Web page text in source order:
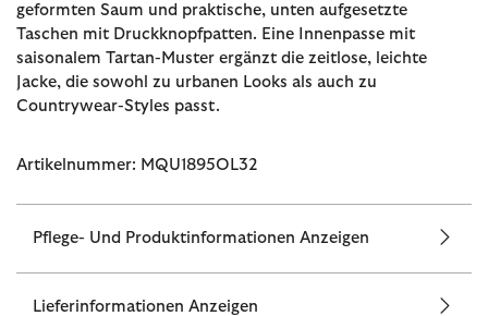
geformten Saum und praktische, unten aufgesetzte
Taschen mit Druckknopfpatten. Eine Innenpasse mit
saisonalem Tartan-Muster ergänzt die zeitlose, leichte
Jacke, die sowohl zu urbanen Looks als auch zu
Countrywear-Styles passt.
Artikelnummer: MQU1895OL32
Pflege- Und Produktinformationen Anzeigen
Lieferinformationen Anzeigen